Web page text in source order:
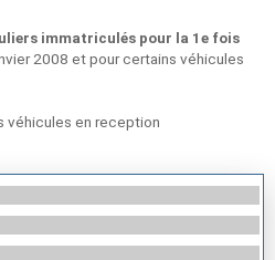
immatriculés pour la 1e fois
2008 et pour certains véhicules
véhicules en reception